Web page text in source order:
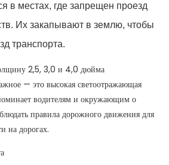
в местах, где запрещен проезд
Их закапывают в землю, чтобы
транспорта.
2,5, 3,0 и 4,0 дюйма
— это высокая светоотражающая
водителям и окружающим о
правила дорожного движения для
на дорогах.